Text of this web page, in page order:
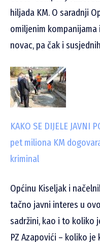
hiljada KM. O saradnji
omiljenim
novac, pa čak i
KAKO SE DIJELE JAVNI
pet miliona KM
kriminal
Općinu Kiseljak i
tačno javni interes u
sadržini, kao i to koliko
PZ Azapovići – koliko